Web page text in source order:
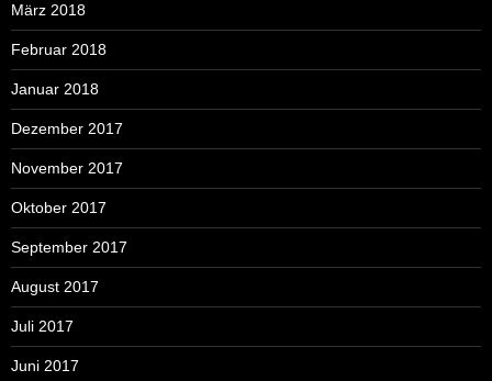
März 2018
Februar 2018
Januar 2018
Dezember 2017
November 2017
Oktober 2017
September 2017
August 2017
Juli 2017
Juni 2017